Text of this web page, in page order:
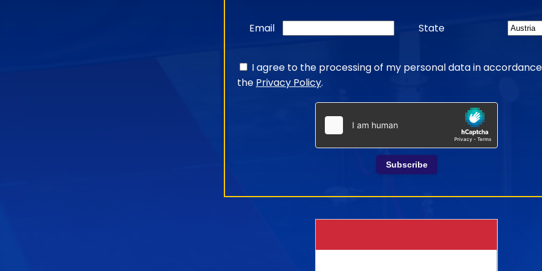
Email State
I agree to the processing of my personal data in
the Privacy Policy.
Subscribe